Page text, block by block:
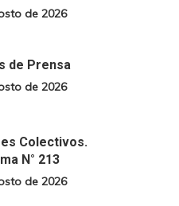
de 2026
de Prensa
de 2026
Colectivos.
N° 213
de 2026